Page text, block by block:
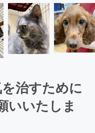
治すために
いいたしま